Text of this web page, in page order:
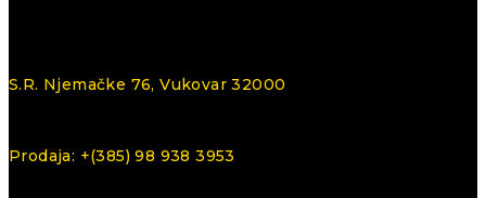
S.R. Njemačke 76, Vukovar 32000
Prodaja: +(385) 98 938 3953